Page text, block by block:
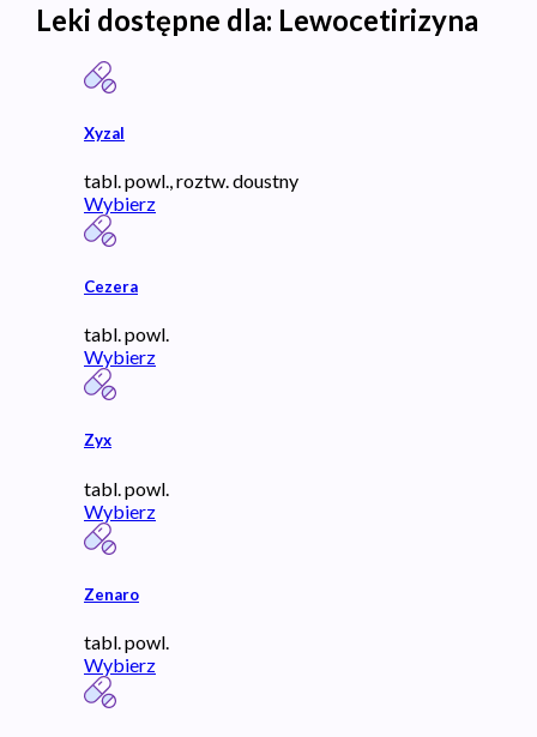
Leki dostępne dla: Lewocetirizyna
Xyzal
tabl. powl., roztw. doustny
Wybierz
Cezera
tabl. powl.
Wybierz
Zyx
tabl. powl.
Wybierz
Zenaro
tabl. powl.
Wybierz